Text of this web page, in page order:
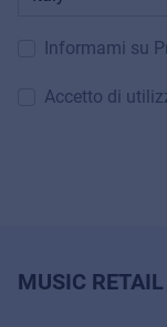
Informami su
Accetto di
MUSIC RETAIL